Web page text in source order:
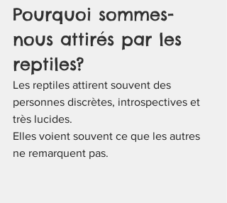
Pourquoi sommes-
nous attirés par les
reptiles?
Les reptiles attirent souvent des
personnes discrètes, introspectives et
très lucides.
Elles voient souvent ce que les autres
ne remarquent pas.